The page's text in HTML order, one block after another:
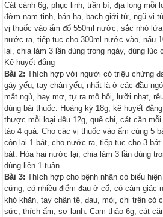
Cát cánh 6g, phục linh, trần bì, địa long mỗi
đởm nam tinh, bán hạ, bạch giới tử, ngũ vị
vị thuốc vào ấm đổ 550ml nước, sắc nhỏ
nước ra, tiếp tục cho 300ml nước vào, nấu
lại, chia làm 3 lần dùng trong ngày, dùng lúc
Kê huyết đằng
Bài 2: Thích hợp với người có triệu chứng
gáy yếu, tay chân yếu, nhất là ở các đầu
mất ngủ, hay mơ, tự ra mồ hôi, lưỡi nhạt,
dùng bài thuốc: Hoàng kỳ 18g, kê huyết
thược mỗi loại đều 12g, quế chi, cát căn
táo 4 quả. Cho các vị thuốc vào ấm cùng 5
còn lại 1 bát, cho nước ra, tiếp tục cho 3
bát. Hòa hai nước lại, chia làm 3 lần dùng
dùng liền 1 tuần.
Bài 3: Thích hợp cho bệnh nhân có biểu
cứng, có nhiều điểm đau ở cổ, có cảm giác
khó khăn, tay chân tê, đau, mỏi, chi trên có
sức, thích ấm, sợ lạnh. Cam thảo 6g, cát